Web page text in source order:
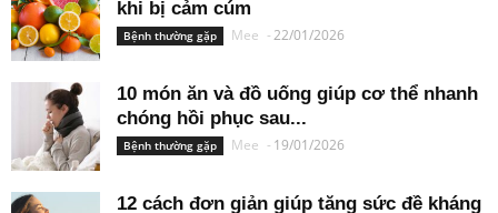
khi bị cảm cúm
Bệnh thường gặp Mee -22/01/2026
10 món ăn và đồ uống giúp cơ thể nhanh
chóng hồi phục sau...
Bệnh thường gặp Mee - 19/01/2026
12 cách đơn giản giúp tăng sức đề kháng